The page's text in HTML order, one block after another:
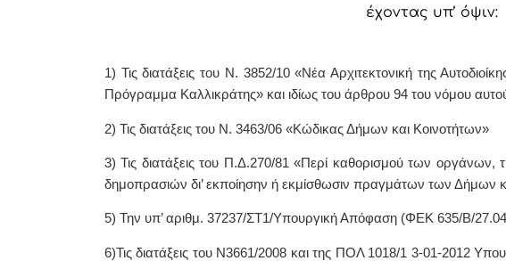
έχοντας υπ’ όψιν:
1) Τις διατάξεις του Ν. 3852/10 «Νέα Αρχιτεκτονική της
Πρόγραμμα Καλλικράτης» και ιδίως του άρθρου 94 του νόμου
2) Τις διατάξεις του Ν. 3463/06 «Κώδικας Δήμων και Κοινοτήτων»
3) Τις διατάξεις του Π.Δ.270/81 «Περί καθορισμού των οργάνων,
δημοπρασιών δι’ εκποίησην ή εκμίσθωσιν πραγμάτων των Δήμων
5) Την υπ’ αριθμ. 37237/ΣΤ1/Υπουργική Απόφαση (ΦΕΚ 635/Β/
6)Τις διατάξεις του Ν3661/2008 και της ΠΟΛ 1018/1 3-01-2012